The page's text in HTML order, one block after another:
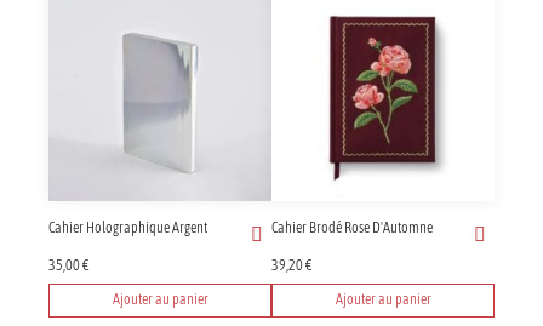
Cahier Holographique Argent
35,00€
Ajouter au panier
Cahier Brodé Rose D'Automne
39,20€
Ajouter au panier